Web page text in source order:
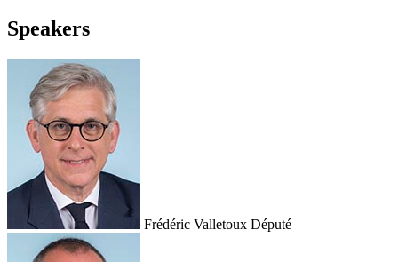
Speakers
Frédéric Valletoux Député